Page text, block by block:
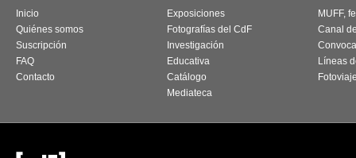
Inicio
Quiénes somos
Suscripción
FAQ
Contacto
Exposiciones
Fotografías del CdF
Investigación
Educativa
Catálogo
Mediateca
MUFF,
Canal
Líneas